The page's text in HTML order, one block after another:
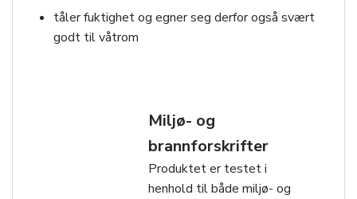
tåler fuktighet og egner seg derfor også svært
godt til våtrom
Miljø- og
brannforskrifter
Produktet er testet i
henhold til både miljø- og